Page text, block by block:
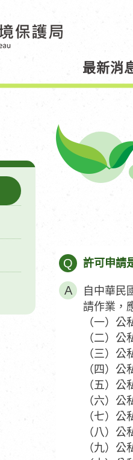
最新消
Q 許可申請
自中華民
請作業，
（一）
（二）公
（三）
（四）
（五）
（六）
（七）
（八）
（九）